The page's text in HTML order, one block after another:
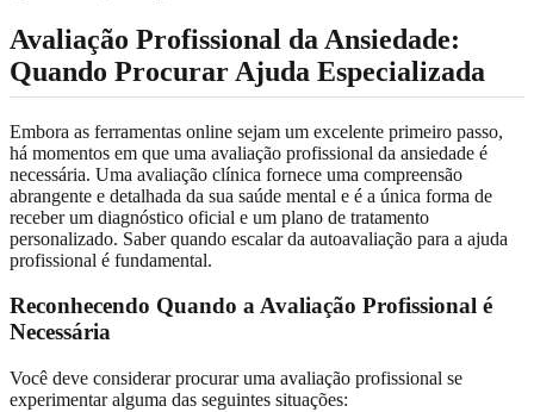
Avaliação Profissional da Ansiedade:
Quando Procurar Ajuda Especializada
Embora as ferramentas online sejam um excelente primeiro passo,
há momentos em que uma avaliação profissional da ansiedade é
necessária. Uma avaliação clínica fornece uma compreensão
abrangente e detalhada da sua saúde mental e é a única forma de
receber um diagnóstico oficial e um plano de tratamento
personalizado. Saber quando escalar da autoavaliação para a ajuda
profissional é fundamental.
Reconhecendo Quando a Avaliação Profissional é
Necessária
Você deve considerar procurar uma avaliação profissional se
experimentar alguma das seguintes situações: